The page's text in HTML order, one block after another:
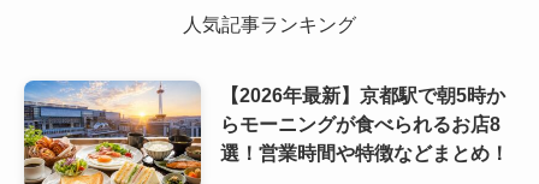
人気記事ランキング
【2026年最新】京都駅で朝5時か
らモーニングが食べられるお店8
選！営業時間や特徴などまとめ！